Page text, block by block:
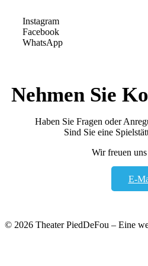
Instagram
Facebook
WhatsApp
Nehmen Sie
Haben Sie Fragen oder
Sind Sie eine
Wir freuen
E-
© 2026 Theater PiedDeFou – Eine